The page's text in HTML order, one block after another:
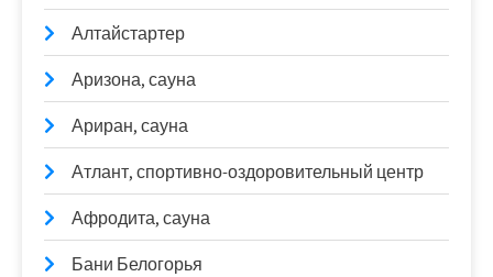
Алтайстартер
Аризона, сауна
Ариран, сауна
Атлант, спортивно-оздоровительный центр
Афродита, сауна
Бани Белогорья